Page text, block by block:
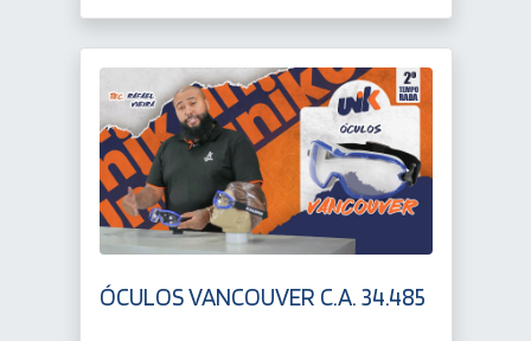
ÓCULOS VANCOUVER C.A. 34.485